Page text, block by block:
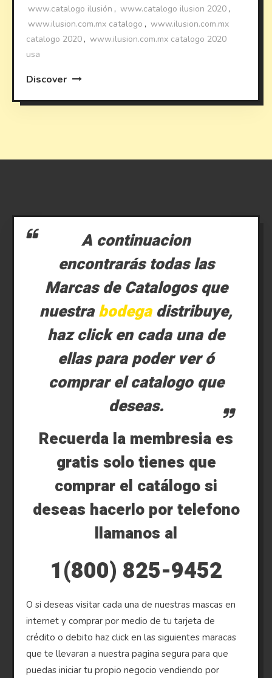
www.catalogo ilusión , www.catalogo ilusion 2020 ,
www.ilusion.com.mx catalogo , www.ilusion.com.mx
catalogo 2020 , www.ilusion.com.mx catalogo 2020
usa
Discover
A continuacion
encontrarás todas las
Marcas de Catalogos que
nuestrabodegadistribuye,
haz click en cada una de
ellas para poder ver ó
comprar el catalogo que
deseas.
Recuerda la membresia es
gratis solo tienes que
comprar el catálogo si
deseas hacerlo por telefono
llamanos al
1(800) 825-9452
O si deseas visitar cada una de nuestras mascas en
internet y comprar por medio de tu tarjeta de
crédito o debito haz click en las siguientes maracas
que te llevaran a nuestra pagina segura para que
puedas iniciar tu propio negocio vendiendo por